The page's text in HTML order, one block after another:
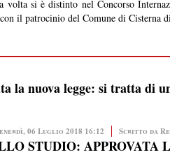
volta si è distinto nel Concorso
il patrocinio del Comune di Cisterna
la nuova legge: si tratta di
06 Luglio 2018 16:12 Scritto da
STUDIO: APPROVATA